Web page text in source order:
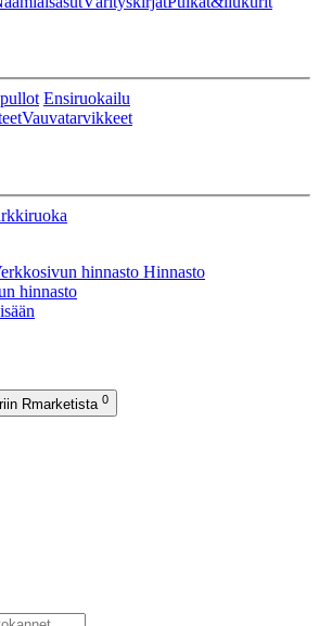
Ensiruokailu
Vauvatarvikkeet
hinnasto Hinnasto
hinnasto
0